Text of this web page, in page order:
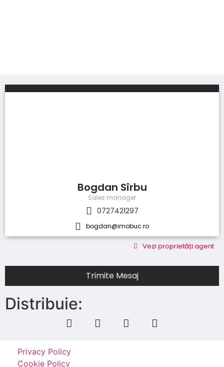
Bogdan Sîrbu
Sales manager
0727421297
bogdan@imobuc.ro
Vezi proprietăți agent
Trimite Mesaj
Distribuie:
Privacy Policy
Cookie Policy